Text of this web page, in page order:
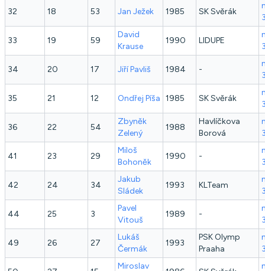
32 18 53 Jan Ježek 1985 SK Svěrák
33 19 59
David
Krause
1990 LIDUPE
34 20 17 JiříPavliš 1984 -
35 21 12 Ondřej Píša 1985 SK Svěrák
36 22 54
Zbyněk
Zelený
1988
Havlíčkova
Borová
41 23 29
Miloš
Bohoněk
1990 -
42 24 34
Jakub
Sládek
1993 KLTeam
44 25 3
Pavel
Vitouš
1989 -
49 26 27
Lukáš
Čermák
1993
PSK Olymp
Praaha
Miroslav